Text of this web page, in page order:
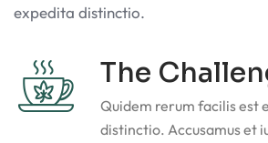
expedita distinctio.
The
Quidem rerum facilis est
distinctio. Accusamus et